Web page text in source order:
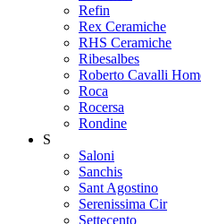
Refin
Rex Ceramiche
RHS Ceramiche
Ribesalbes
Roberto Cavalli
Roca
Rocersa
Rondine
S
Saloni
Sanchis
Sant Agostino
Serenissima Cir
Settecento